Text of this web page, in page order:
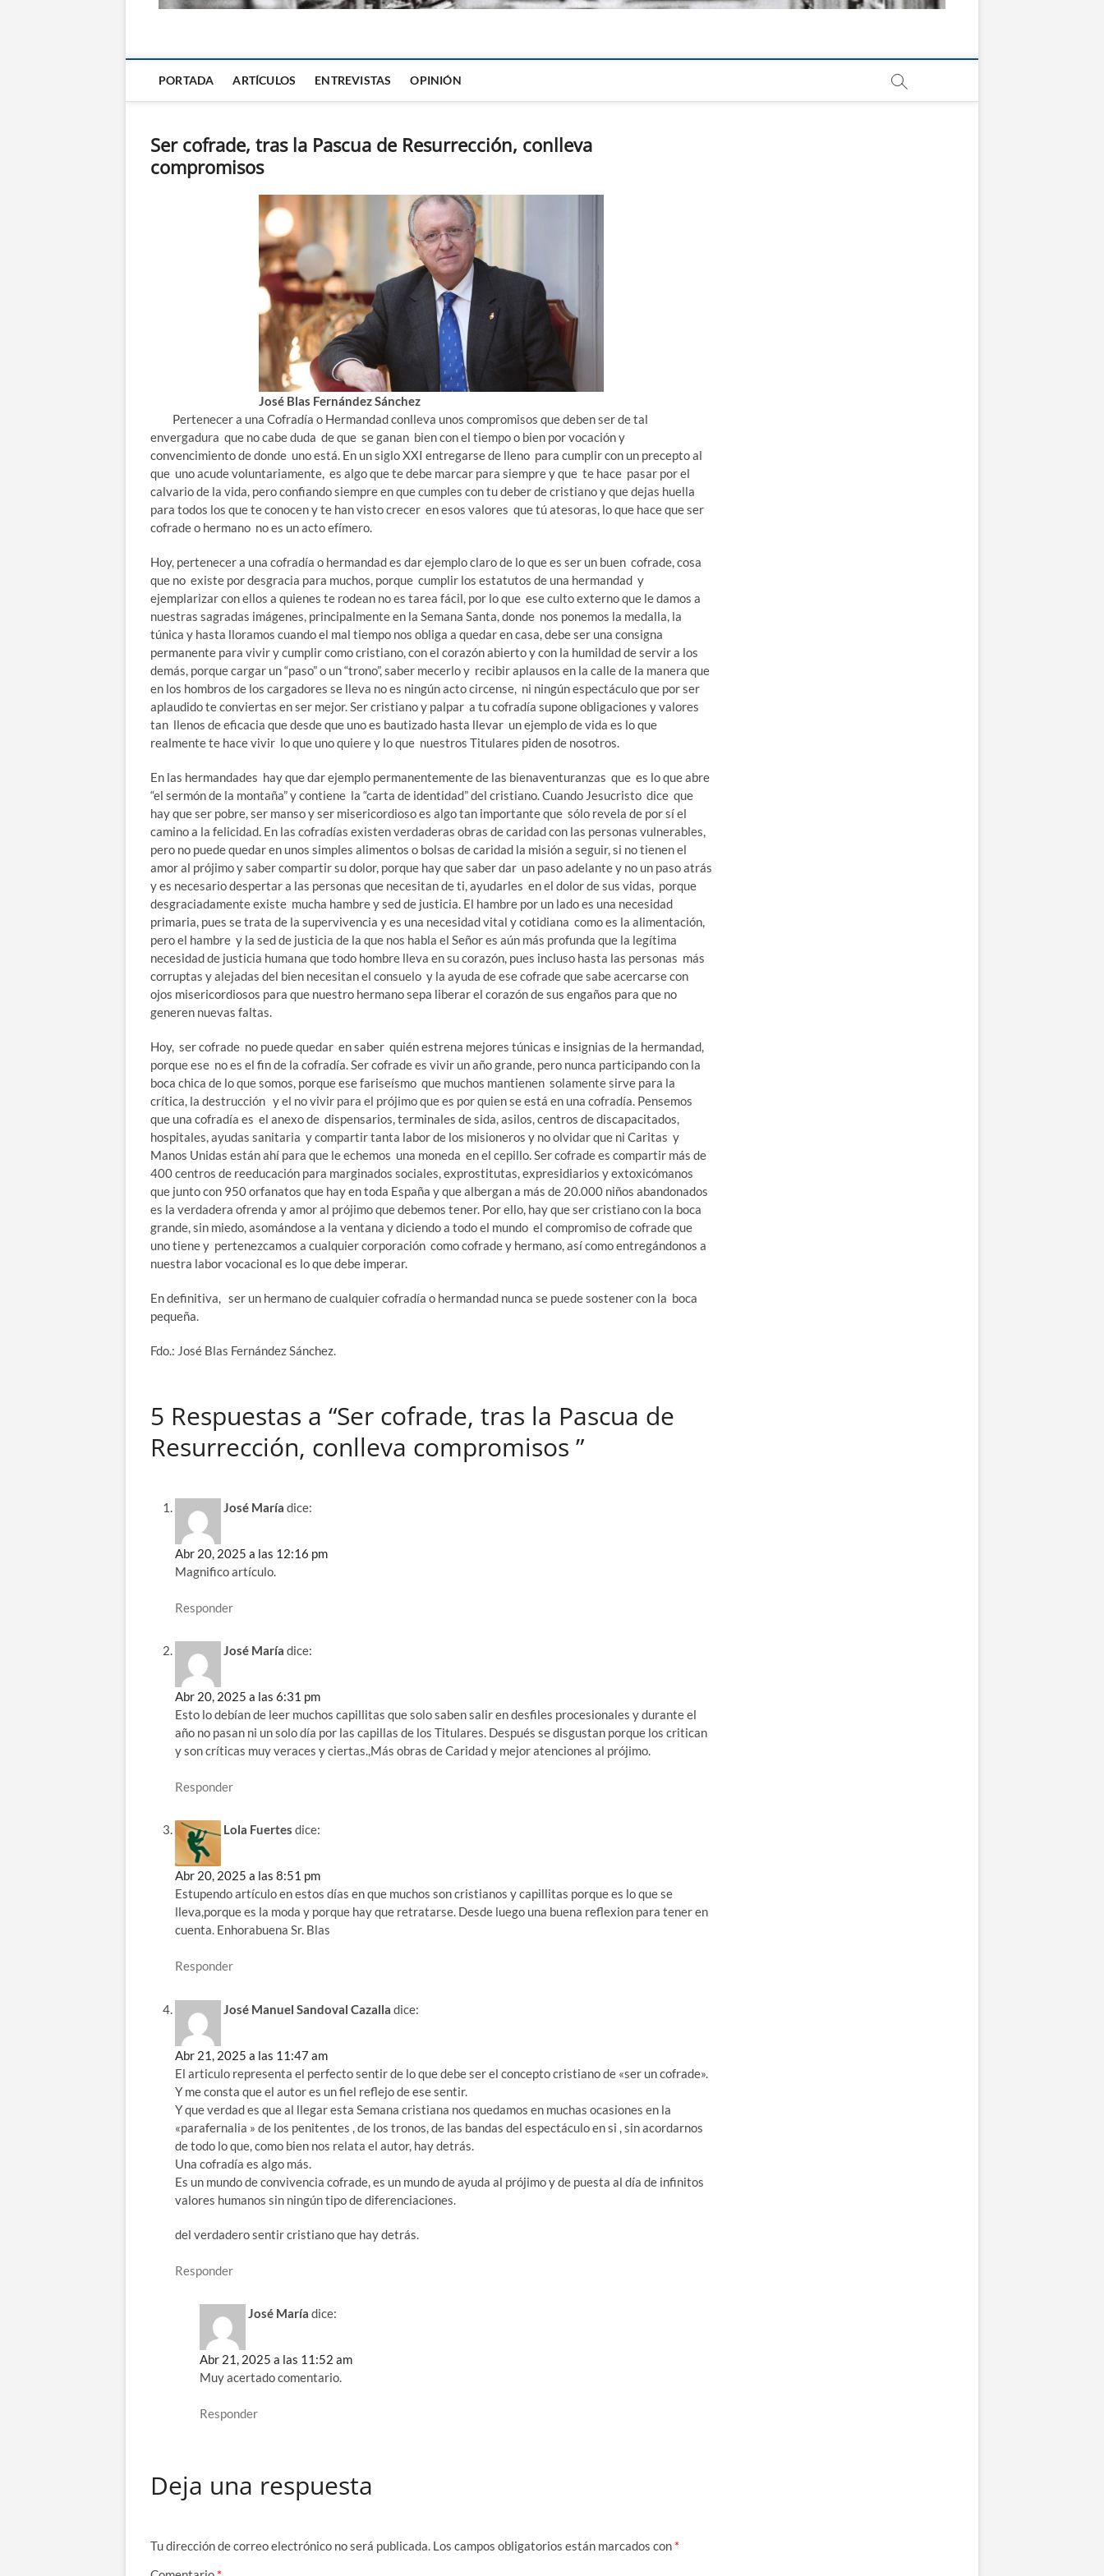
PORTADA ARTÍCULOS ENTREVISTAS OPINIÓN
Ser cofrade, tras la Pascua de Resurrección, conlleva
compromisos
José Blas Fernández Sánchez
Pertenecer a una Cofradía o Hermandad conlleva unos compromisos que deben ser de tal
envergadura que no cabe duda de que se ganan bien con el tiempo o bien por vocación y
convencimiento de donde uno está. En un siglo XXI entregarse de lleno para cumplir con un precepto al
que uno acude voluntariamente, es algo que te debe marcar para siempre y que te hace pasar por el
calvario de la vida, pero confiando siempre en que cumples con tu deber de cristiano y que dejas huella
para todos los que te conocen y te han visto crecer en esos valores que tú atesoras, lo que hace que ser
cofrade o hermano no es un acto efímero.
Hoy, pertenecer a una cofradía o hermandad es dar ejemplo claro de lo que es ser un buen cofrade, cosa
que no existe por desgracia para muchos, porque cumplir los estatutos de una hermandad y
ejemplarizar con ellos a quienes te rodean no es tarea fácil, por lo que ese culto externo que le damos a
nuestras sagradas imágenes, principalmente en la Semana Santa, donde nos ponemos la medalla, la
túnica y hasta lloramos cuando el mal tiempo nos obliga a quedar en casa, debe ser una consigna
permanente para vivir y cumplir como cristiano, con el corazón abierto y con la humildad de servir a los
demás, porque cargar un “paso” o un “trono”, saber mecerlo y recibir aplausos en la calle de la manera que
en los hombros de los cargadores se lleva no es ningún acto circense, ni ningún espectáculo que por ser
aplaudido te conviertas en ser mejor. Ser cristiano y palpar a tu cofradía supone obligaciones y valores
tan llenos de eficacia que desde que uno es bautizado hasta llevar un ejemplo de vida es lo que
realmente te hace vivir lo que uno quiere y lo que nuestros Titulares piden de nosotros.
En las hermandades hay que dar ejemplo permanentemente de las bienaventuranzas que es lo que abre
“el sermón de la montaña” y contiene la “carta de identidad” del cristiano. Cuando Jesucristo dice que
hay que ser pobre, ser manso y ser misericordioso es algo tan importante que sólo revela de por sí el
camino a la felicidad. En las cofradías existen verdaderas obras de caridad con las personas vulnerables,
pero no puede quedar en unos simples alimentos o bolsas de caridad la misión a seguir, si no tienen el
amor al prójimo y saber compartir su dolor, porque hay que saber dar un paso adelante y no un paso atrás
y es necesario despertar a las personas que necesitan de ti, ayudarles en el dolor de sus vidas, porque
desgraciadamente existe mucha hambre y sed de justicia. El hambre por un lado es una necesidad
primaria, pues se trata de la supervivencia y es una necesidad vital y cotidiana como es la alimentación,
pero el hambre y la sed de justicia de la que nos habla el Señor es aún más profunda que la legítima
necesidad de justicia humana que todo hombre lleva en su corazón, pues incluso hasta las personas más
corruptas y alejadas del bien necesitan el consuelo y la ayuda de ese cofrade que sabe acercarse con
ojos misericordiosos para que nuestro hermano sepa liberar el corazón de sus engaños para que no
generen nuevas faltas.
Hoy, ser cofrade no puede quedar en saber quién estrena mejores túnicas e insignias de la hermandad,
porque ese no es el fin de la cofradía. Ser cofrade es vivir un año grande, pero nunca participando con la
boca chica de lo que somos, porque ese fariseísmo que muchos mantienen solamente sirve para la
crítica, la destrucción y el no vivir para el prójimo que es por quien se está en una cofradía. Pensemos
que una cofradía es el anexo de dispensarios, terminales de sida, asilos, centros de discapacitados,
hospitales, ayudas sanitaria y compartir tanta labor de los misioneros y no olvidar que ni Caritas y
Manos Unidas están ahí para que le echemos una moneda en el cepillo. Ser cofrade es compartir más de
400 centros de reeducación para marginados sociales, exprostitutas, expresidiarios y extoxicómanos
que junto con 950 orfanatos que hay en toda España y que albergan a más de 20.000 niños abandonados
es la verdadera ofrenda y amor al prójimo que debemos tener. Por ello, hay que ser cristiano con la boca
grande, sin miedo, asomándose a la ventana y diciendo a todo el mundo el compromiso de cofrade que
uno tiene y pertenezcamos a cualquier corporación como cofrade y hermano, así como entregándonos a
nuestra labor vocacional es lo que debe imperar.
En definitiva, ser un hermano de cualquier cofradía o hermandad nunca se puede sostener con la boca
pequeña.
Fdo.: José Blas Fernández Sánchez.
5 Respuestas a “Ser cofrade, tras la Pascua de
Resurrección, conlleva compromisos ”
José María dice:
Abr 20, 2025 a las 12:16 pm
Magnifico artículo.
Responder
José María dice:
Abr 20, 2025 a las 6:31 pm
Esto lo debían de leer muchos capillitas que solo saben salir en desfiles procesionales y durante el
año no pasan ni un solo día por las capillas de los Titulares. Después se disgustan porque los critican
y son críticas muy veraces y ciertas.,Más obras de Caridad y mejor atenciones al prójimo.
Responder
Lola Fuertes dice:
Abr 20, 2025 a las 8:51 pm
Estupendo artículo en estos días en que muchos son cristianos y capillitas porque es lo que se
lleva,porque es la moda y porque hay que retratarse. Desde luego una buena reflexion para tener en
cuenta. Enhorabuena Sr. Blas
Responder
José Manuel Sandoval Cazalla dice:
Abr 21, 2025 a las 11:47 am
El articulo representa el perfecto sentir de lo que debe ser el concepto cristiano de «ser un cofrade».
Y me consta que el autor es un fiel reflejo de ese sentir.
Y que verdad es que al llegar esta Semana cristiana nos quedamos en muchas ocasiones en la
«parafernalia » de los penitentes , de los tronos, de las bandas del espectáculo en si , sin acordarnos
de todo lo que, como bien nos relata el autor, hay detrás.
Una cofradía es algo más.
Es un mundo de convivencia cofrade, es un mundo de ayuda al prójimo y de puesta al día de infinitos
valores humanos sin ningún tipo de diferenciaciones.
del verdadero sentir cristiano que hay detrás.
Responder
José María dice:
Abr 21, 2025 a las 11:52 am
Muy acertado comentario.
Responder
Deja una respuesta
Tu dirección de correo electrónico no será publicada. Los campos obligatorios están marcados con *